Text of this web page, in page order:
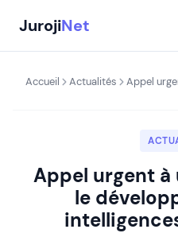
contenu
JurojiNet
Accueil Actualités Appel
Appel urgent à
le